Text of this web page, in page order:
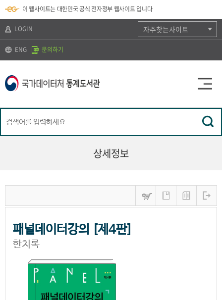
바
로
기
가
기
k
t
)
바
로
기
보
바
가
기
이 웹사이트는 대한민국 공식 전자정부 웹사이트 입니다
LOGIN
ENG 문의하기
자주찾는사이트
상세정보
패널데이터강의 [제4판]
한치록